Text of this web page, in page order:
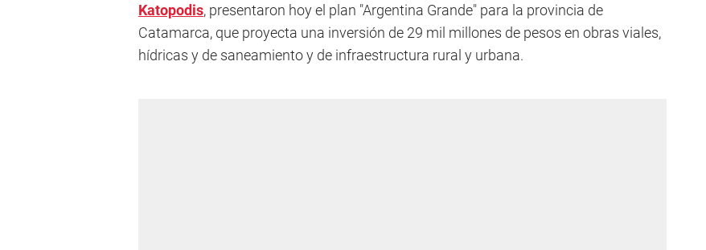
Katopodis, presentaron hoy el plan "Argentina Grande" para la provincia de
Catamarca, que proyecta una inversión de 29 mil millones de pesos en obras viales,
hídricas y de saneamiento y de infraestructura rural y urbana.